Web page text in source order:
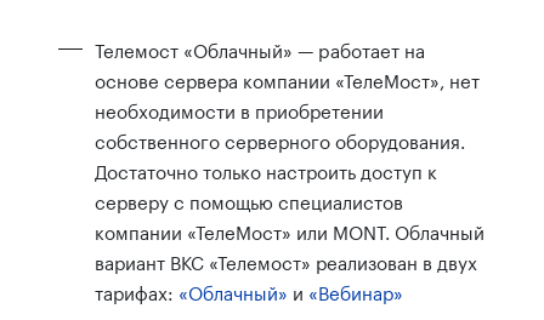
Телемост «Облачный» — pаботает на
основе сервера компании «ТелеМост», нет
необходимости в приобретении
собственного серверного оборудования.
Достаточно только настроить доступ к
серверу с помощью специалистов
компании «ТелеМост» или MONT. Облачный
вариант ВКС «Телемост» реализован в двух
тарифах: «Облачный» и «Вебинар»